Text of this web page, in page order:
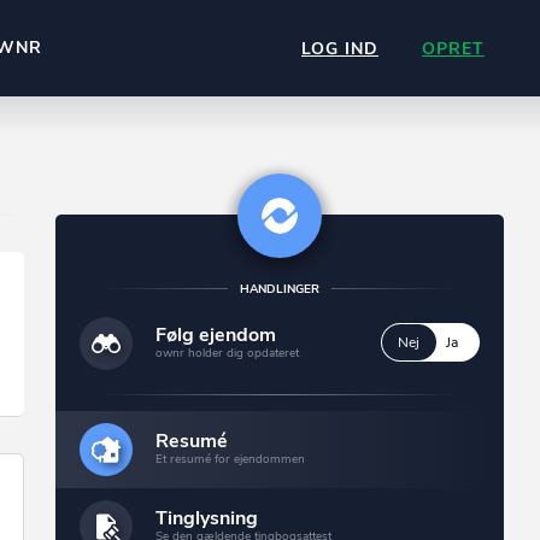
LOG IND OPRET
HANDLINGER
Følg ejendom
ownr holder dig opdateret
Nej Ja
Resumé
Et resumé for ejendommen
Tinglysning
Se den gældende tingbogsattest